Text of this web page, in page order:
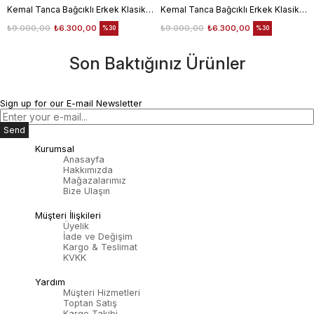
Kemal Tanca Bağcıklı Erkek Klasik Ayakkabı 700
₺6.300,00
₺9.000,00 %30
Kemal Tanca Bağcıklı Erkek Klasik Ayakkabı 700
₺6.300,00
₺9.000,00 %30
Son Baktığınız Ürünler
Sign up for our E-mail Newsletter
Send
Kurumsal
Anasayfa
Hakkımızda
Mağazalarımız
Bize Ulaşın
Müşteri İlişkileri
Üyelik
İade ve Değişim
Kargo & Teslimat
KVKK
Yardım
Müşteri Hizmetleri
Toptan Satış